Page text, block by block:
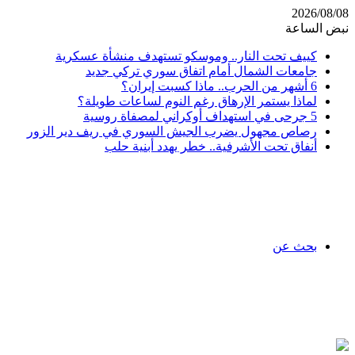
2026/08/08
نبض الساعة
كييف تحت النار.. وموسكو تستهدف منشأة عسكرية
جامعات الشمال أمام اتفاق سوري تركي جديد
6 أشهر من الحرب.. ماذا كسبت إيران؟
لماذا يستمر الإرهاق رغم النوم لساعات طويلة؟
5 جرحى في استهداف أوكراني لمصفاة روسية
رصاص مجهول يضرب الجيش السوري في ريف دير الزور
أنفاق تحت الأشرفية.. خطر يهدد أبنية حلب
بحث عن